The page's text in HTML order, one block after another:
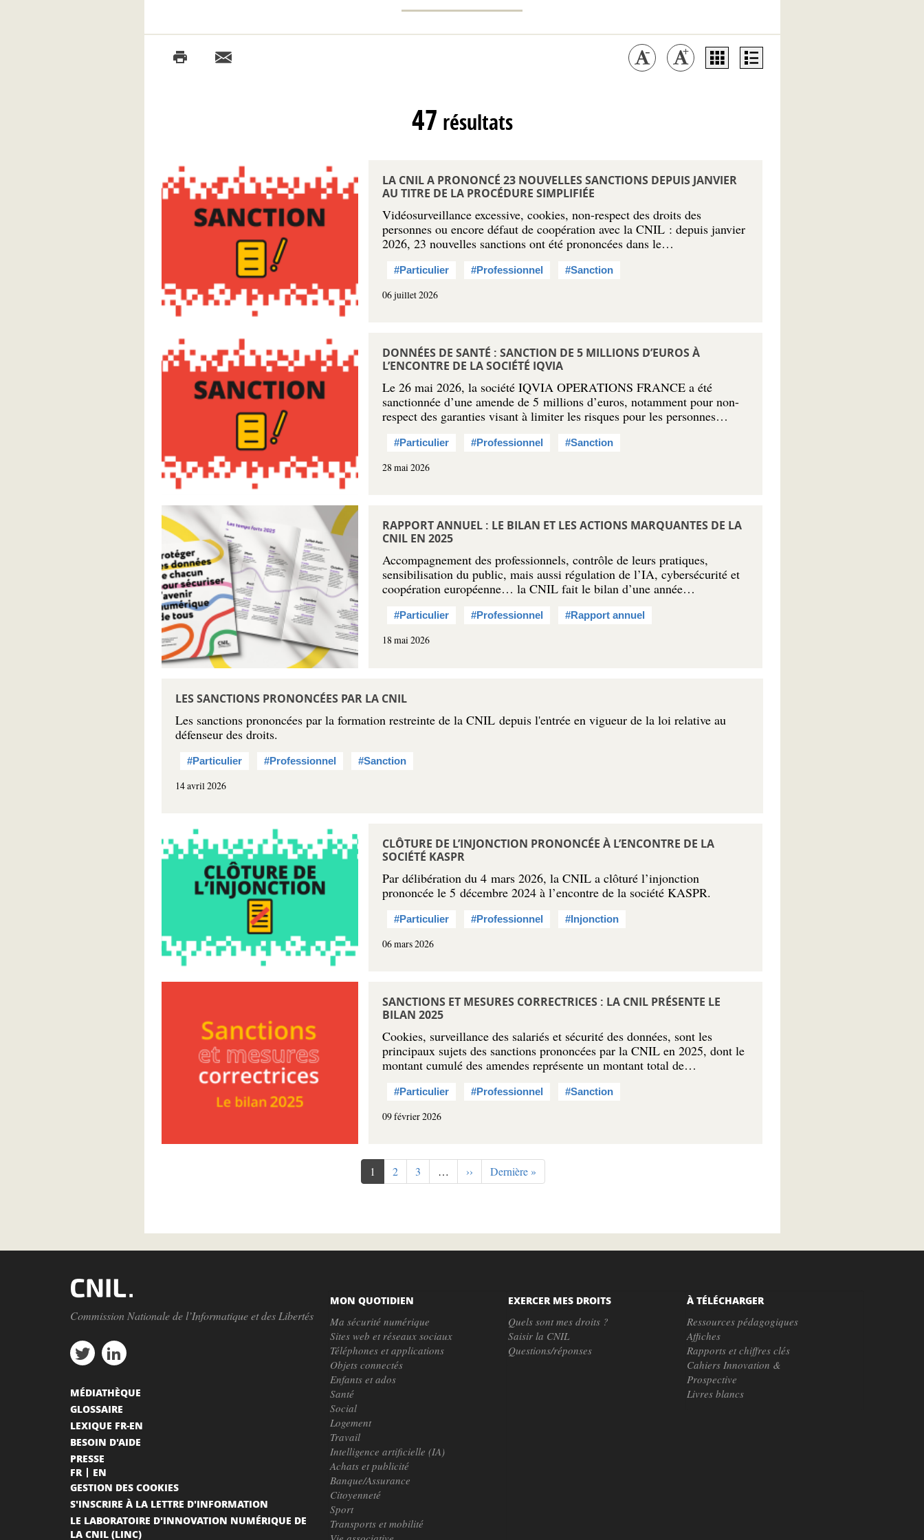
47 résultats
LA CNIL A PRONONCÉ 23 NOUVELLES SANCTIONS DEPUIS JANVIER
AU TITRE DE LA PROCÉDURE SIMPLIFIÉE
Vidéosurveillance excessive, cookies, non-respect des droits des
personnes ou encore défaut de coopération avec la CNIL : depuis janvier
2026, 23 nouvelles sanctions ont été prononcées dans le…
#Particulier #Professionnel #Sanction
06 juillet 2026
DONNÉES DE SANTÉ : SANCTION DE 5 MILLIONS D’EUROS À
L’ENCONTRE DE LA SOCIÉTÉ IQVIA
Le 26 mai 2026, la société IQVIA OPERATIONS FRANCE a été
sanctionnée d’une amende de 5 millions d’euros, notamment pour non-
respect des garanties visant à limiter les risques pour les personnes…
#Particulier #Professionnel #Sanction
28 mai 2026
RAPPORT ANNUEL : LE BILAN ET LES ACTIONS MARQUANTES DE LA
CNIL EN 2025
Accompagnement des professionnels, contrôle de leurs pratiques,
sensibilisation du public, mais aussi régulation de l’IA, cybersécurité et
coopération européenne… la CNIL fait le bilan d’une année…
#Particulier #Professionnel #Rapport annuel
18 mai 2026
LES SANCTIONS PRONONCÉES PAR LA CNIL
Les sanctions prononcées par la formation restreinte de la CNIL depuis l'entrée en vigueur de la loi relative au
défenseur des droits.
#Particulier #Professionnel #Sanction
14 avril 2026
CLÔTURE DE L’INJONCTION PRONONCÉE À L’ENCONTRE DE LA
SOCIÉTÉ KASPR
Par délibération du 4 mars 2026, la CNIL a clôturé l’injonction
prononcée le 5 décembre 2024 à l’encontre de la société KASPR.
#Particulier #Professionnel #Injonction
06 mars 2026
SANCTIONS ET MESURES CORRECTRICES : LA CNIL PRÉSENTE LE
BILAN 2025
Cookies, surveillance des salariés et sécurité des données, sont les
principaux sujets des sanctions prononcées par la CNIL en 2025, dont le
montant cumulé des amendes représente un montant total de…
#Particulier #Professionnel #Sanction
09 février 2026
Page
courante
1 Page
2 Page
3 …
Page
suivante
››
Dernière
page
Dernière »
Commission Nationale de l’Informatique et des Libertés
MON QUOTIDIEN
Ma sécurité numérique
Sites web et réseaux sociaux
Téléphones et applications
Objets connectés
Enfants et ados
Santé
Social
Logement
Travail
Intelligence artificielle (IA)
Achats et publicité
Banque/Assurance
Citoyenneté
Sport
Transports et mobilité
EXERCER MES DROITS
Quels sont mes droits ?
Saisir la CNIL
Questions/réponses
À TÉLÉCHARGER
Ressources pédagogiques
Affiches
Rapports et chiffres clés
Cahiers Innovation &
Prospective
Livres blancs
MÉDIATHÈQUE
GLOSSAIRE
LEXIQUE FR-EN
BESOIN D'AIDE
PRESSE
FR
EN
GESTION DES COOKIES
S'INSCRIRE À LA LETTRE D'INFORMATION
LE LABORATOIRE D'INNOVATION NUMÉRIQUE DE
LA CNIL (LINC)